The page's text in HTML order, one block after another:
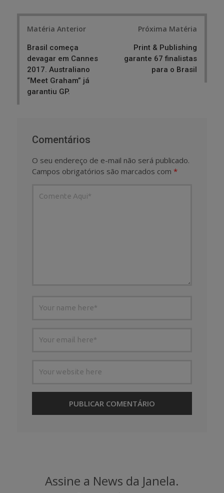
Matéria Anterior
Brasil começa
devagar em Cannes
2017. Australiano
“Meet Graham” já
garantiu GP.
Próxima Matéria
Print & Publishing
garante 67 finalistas
para o Brasil
Comentários
O seu endereço de e-mail não será publicado.
Campos obrigatórios são marcados com *
Assine a News da Janela.